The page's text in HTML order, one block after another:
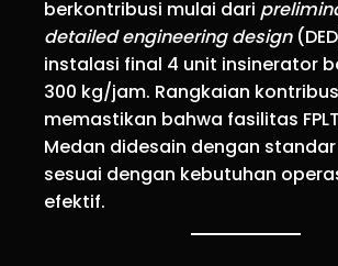
berkontribusi mulai dari
detailed engineering design
instalasi final 4 unit insinerator
300 kg/jam. Rangkaian
memastikan bahwa fasilitas
Medan didesain dengan
sesuai dengan kebutuhan
efektif.